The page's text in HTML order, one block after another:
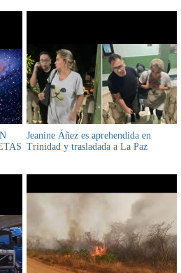
Jeanine Áñez es aprehendida en
Trinidad y trasladada a La Paz